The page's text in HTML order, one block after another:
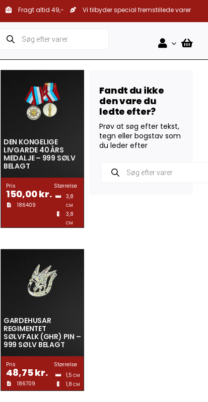
Fragt altid 49,- Vi tilbyder special fremstillede varer
search
DEN KONGELIGE
LIVGARDE 40 ÅRS
MEDALJE – 999 SØLV
BELAGT
Pris
150,00kr.
186409
Størrelse
3,8
CM
3,8
CM
GARDEHUSAR
REGIMENTET
SØLVFALK (GHR) PIN –
999 SØLV BELAGT
Pris
48,75kr.
186709
Størrelse
1,5 CM
1,8 CM
Fandt du ikke
den vare du
ledte efter?
Prøv at søg efter tekst,
tegn eller bogstav som
du leder efter
search